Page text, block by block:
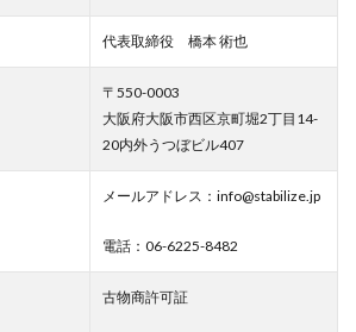
代表取締役 橋本 術也
〒550-0003
大阪府大阪市西区京町堀2丁目14-
20内外うつぼビル407
メールアドレス：info@stabilize.jp
電話：06-6225-8482
古物商許可証